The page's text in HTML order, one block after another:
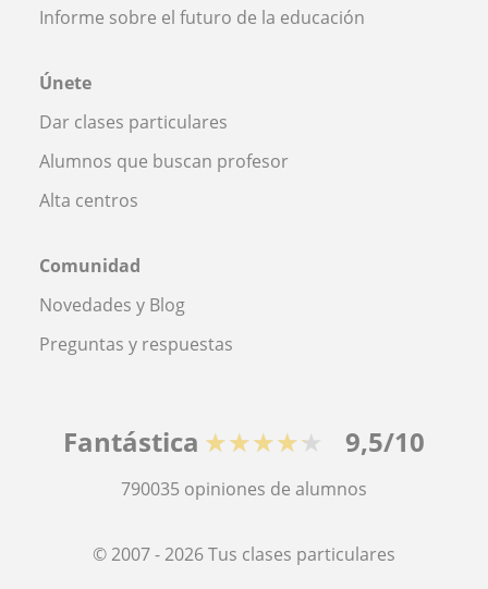
Informe sobre el futuro de la educación
Únete
Dar clases particulares
Alumnos que buscan profesor
Alta centros
Comunidad
Novedades y Blog
Preguntas y respuestas
Fantástica ★★★★★ 9,5/10
790035 opiniones de alumnos
© 2007 - 2026 Tus clases particulares